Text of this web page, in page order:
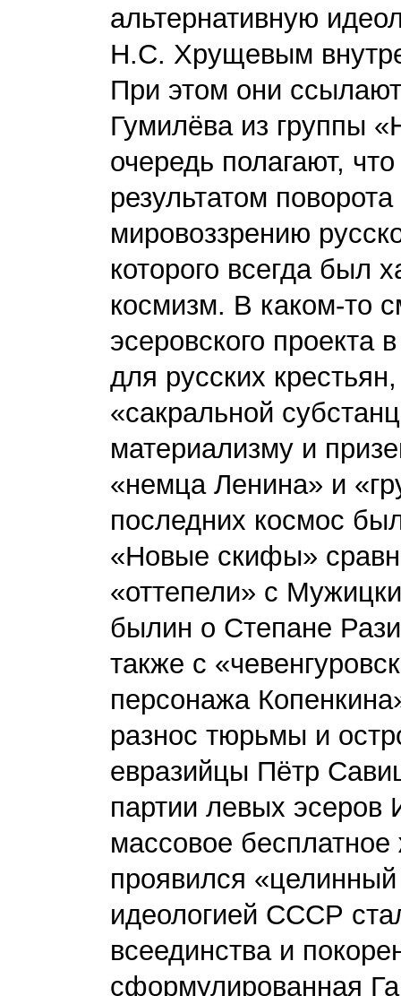
альтернативную
Н.С. Хрущевым
При этом они
Гумилёва из группы
очередь полагают,
результатом
мировоззрению
которого всегда был
космизм. В каком-то
эсеровского проекта
для русских
«сакральной
материализму и
«немца Ленина» и
последних космос
«Новые скифы»
«оттепели» с
былин о Степане
также с
персонажа
разнос тюрьмы и
евразийцы Пётр
партии левых эсеров
массовое
проявился
идеологией СССР
всеединства и
сформулированная